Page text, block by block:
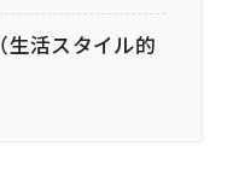
（生活スタイル的